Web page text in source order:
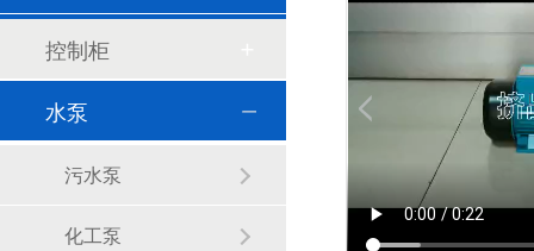
控制柜
水泵
污水泵
化工泵
金陵奇峰与正泰电器达成长久战略合作伙伴